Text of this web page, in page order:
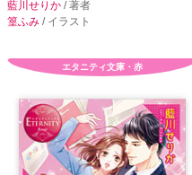
藍川せりか / 著者
篁ふみ / イラスト
エタニティ文庫・赤